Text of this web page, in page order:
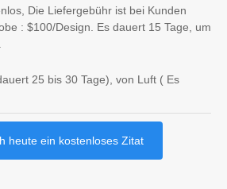
Die Liefergebühr ist bei Kunden
: $100/Design. Es dauert 15 Tage, um
25 bis 30 Tage), von Luft ( Es
heute ein kostenloses Zitat